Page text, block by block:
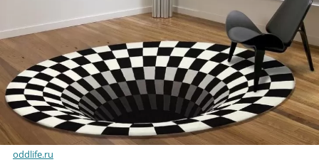
oddlife.ru